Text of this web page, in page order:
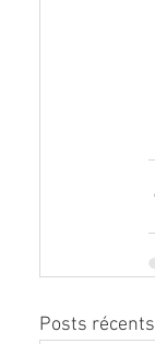
Posts récents